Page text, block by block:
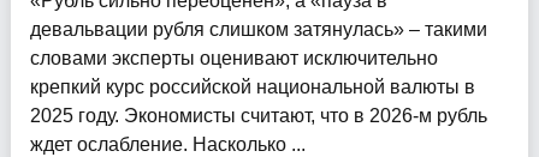
девальвации рубля слишком затянулась» – такими
словами эксперты оценивают исключительно
крепкий курс российской национальной валюты в
2025 году. Экономисты считают, что в 2026-м рубль
ждет ослабление. Насколько ...